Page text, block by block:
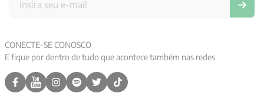
CONECTE-SE CONOSCO
E fique por dentro de tudo que acontece também nas redes